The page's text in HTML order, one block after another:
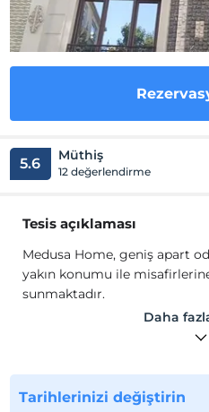
5.6 Müthiş
12 değerlendirme
Tesis açıklaması
Medusa Home, geniş apart
yakın konumu ile
sunmaktadır.
Odalarda, kanepe, TV, uydu
mutfak, mutfak eşyaları,
Tesis lokasyon bilgileri
Daha
Tarihlerinizi değiştirin